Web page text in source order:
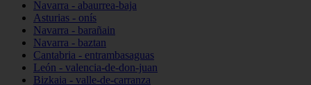
Navarra - abaurrea-baja
Asturias - onís
Navarra - barañain
Navarra - baztan
Cantabria - entrambasaguas
León - valencia-de-don-juan
Bizkaia - valle-de-carranza